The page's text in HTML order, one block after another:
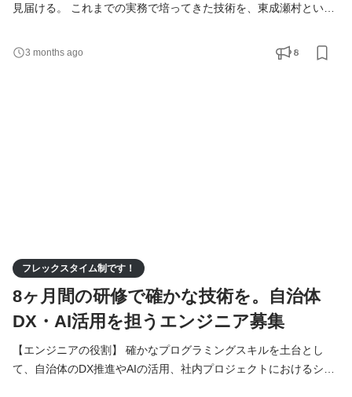
見届ける。 これまでの実務で培ってきた技術を、東成瀬村という
切にしているのは、単にシステムを構築することではなく、その
3 months ago 8
フレックスタイム制です！
8ヶ月間の研修で確かな技術を。自治体
DX・AI活用を担うエンジニア募集
【エンジニアの役割】 確かなプログラミングスキルを土台とし
て、自治体のDX推進やAIの活用、社内プロジェクトにおけるシス